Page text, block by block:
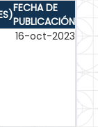
FECHA DE
PUBLICACIÓN
16-oct-2023